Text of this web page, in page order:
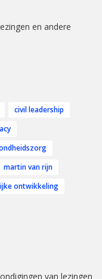
en andere
civil leadership
martin van rijn
ontwikkeling
van lezingen